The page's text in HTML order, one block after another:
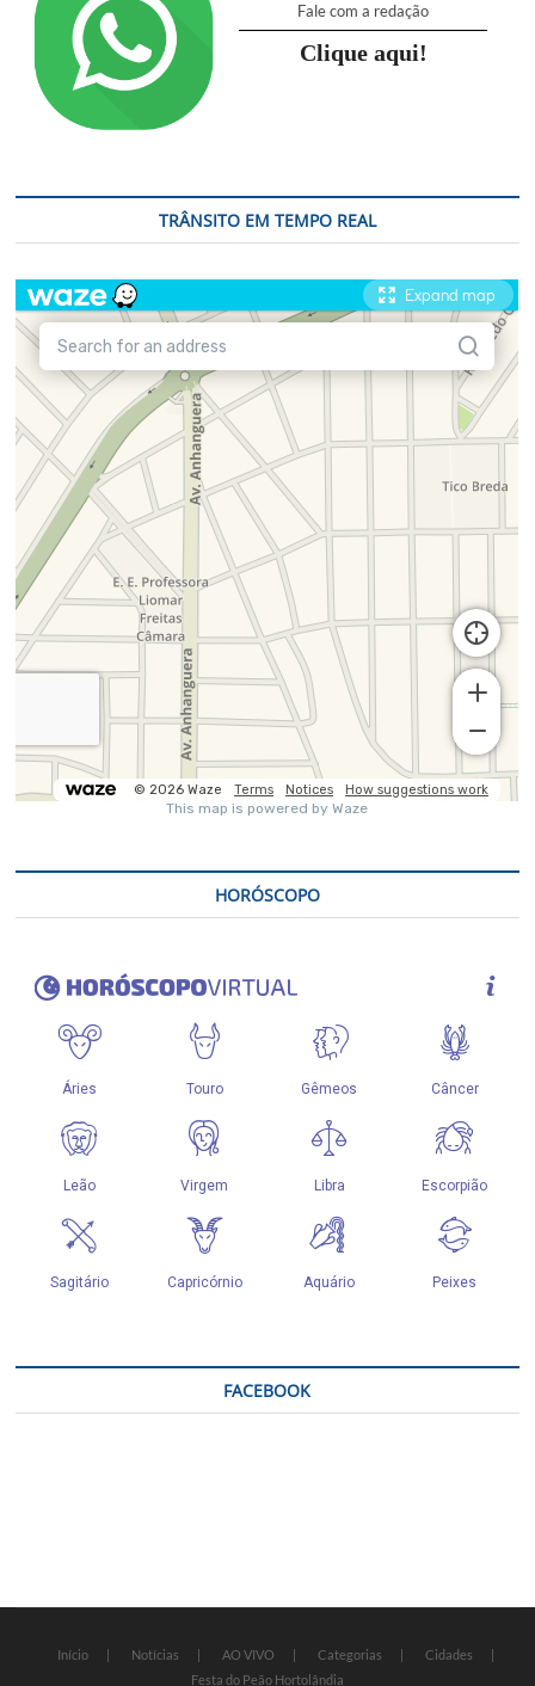
Fale com a redação
Clique aqui!
TRÂNSITO EM TEMPO REAL
HORÓSCOPO
FACEBOOK
Início Notícias AO VIVO Categorias
Cidades
Festa do Peão Hortolândia